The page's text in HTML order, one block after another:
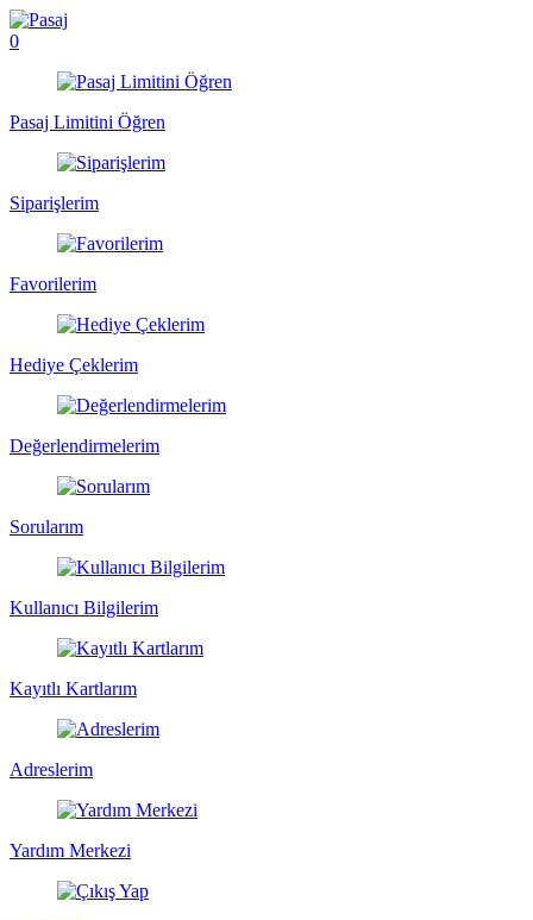
0
Pasaj Limitini Öğren
Siparişlerim
Favorilerim
Hediye Çeklerim
Değerlendirmelerim
Sorularım
Kullanıcı Bilgilerim
Kayıtlı Kartlarım
Adreslerim
Yardım Merkezi